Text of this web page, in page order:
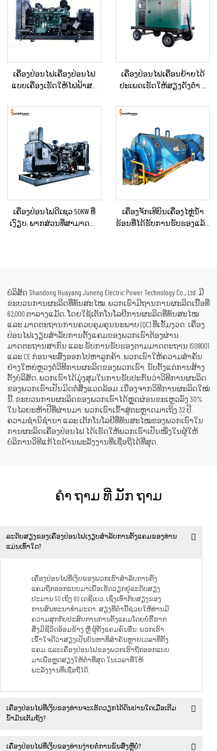
ເຄື່ອງປ່ອນໄຟເຄື່ອງປ່ອນໄຟ
ແບບເຄື່ອງເຮັດໃຫ້ໄຟຟ້າສະ
ອາຄານເພື່ອການຄ້າ ແລະ
ສະຫງາດໄຟສຳຮອງ
ເຄື່ອງປ່ອນໄຟເຄື່ອນຍ້າຍໄດ້
ປະເພດເຮັດໃຫ້ສຽງດັງຕ່ຳ ທີ່
ສຳລັບການໃຊ້ໃນເວລາฉຸກ
ເຄື່ອງປ່ອນໄຟດີເຊວ 50KW ທີ່
ເງົຽບ, ພາກສ່ວນທີ່ສາມາດນຳ
ເຄື່ອງຈັກເທີບິນເຄື່ອງໄຫຼ່ນ້ຳ
ຮ້ອນທີ່ໄດ້ຮັບການຮັບຮອງແລ້ວ
ບໍລິສັດ Shandong Huayang Juneng Electric Power Technology Co., Ltd. ມີ
ຂະບວນການຜະລິດທີ່ທັນສະໄໝ. ພວກເຮົາມີຖານການຜະລິດເນື້ອທີ່
62,000 ຕາລາງແມັດ, ໂດຍໃຊ້ເຕັກໂນໂລຢີການຜະລິດທີ່ທັນສະໄໝ
ແລະ ມາດຕະຖານການຄວບຄຸມຄຸນນະພາບ (QC) ທີ່ເຂັ້ມງວດ. ເຄື່ອງ
ປ່ອນໄຟເງຽບສຳລັບການຕັ້ງແຄມຂອງພວກເຮົາຕ້ອງຜ່ານ
ມາດຕະຖານສາກົນ ແລະ ຮັບການຮັບຮອງຕາມມາດຕະຖານ ISO9001
ແລະ CE ກ່ອນຈະສົ່ງອອກໄປຫາລູກຄ້າ. ພວກເຮົາໃຫ້ຄວາມສຳຄັນ
ຢ່າງໃຫຍ່ຫຼວງຕໍ່ວິທີການຜະລິດຂອງພວກເຮົາ. ນັບຕັ້ງແຕ່ການສ້າງ
ຕັ້ງບໍລິສັດ, ພວກເຮົາໄດ້ມຸ່ງສຸມໃນການຮັບປະກັນວ່າວິທີການຜະລິດ
ຂອງພວກເຮົາເປັນມິດຕໍ່ສິ່ງແວດລ້ອມ. ເນື່ອງຈາກວິທີການຜະລິດໃໝ່
ນີ້, ຂະບວນການຜະລິດຂອງພວກເຮົາໄດ້ຫຼຸດຜ່ອນຂະເຫຼວລົງ 30%
ໃນໄລຍະຫ້າປີທີ່ຜ່ານມາ. ພວກເຮົາເຂົ້າສູ່ຕະຫຼາດມາເຖິງ 32 ປີ.
ຄວາມຊຳນິຊຳນາ ແລະ ເຕັກໂນໂລຢີທີ່ທັນສະໄໝຂອງພວກເຮົາໃນ
ການຜະລິດເຄື່ອງປ່ອນໄຟ ໄດ້ເຮັດໃຫ້ພວກເຮົາເປັນໜຶ່ງໃນຜູ້ໃຫ້
ບໍລິການວິທີແກ້ໄຂດ້ານພະລັງງານທີ່ເຊື່ອຖືໄດ້ທີ່ສຸດ.
ຄໍາ ຖາມ ທີ່ ມັກ ຖາມ
ລະດັບສຽງຂອງເຄື່ອງປ່ອນໄຟເງຽບສຳລັບການຕັ້ງແຄມຂອງທ່ານ
ແມ່ນເທົ່າໃດ?
ເຄື່ອງປ່ອນໄຟທີ່ເງິບຂອງພວກເຮົາສຳລັບການຕັ້ງ
ແຄມຖືກອອກແບບມາເພື່ອເຮັດວຽກຢູ່ລະດັບສຽງ
ປະມານ 50 ເຖິງ 60 ເດຊີເບວ, ເຊິ່ງເທົ່າກັບສຽງຂອງ
ການສົນທະນາທຳມະດາ. ສຽງທີ່ຕ່ຳນີ້ຊ່ວຍໃຫ້ທ່ານມີ
ຄວາມສຸກກັບປະສົບການການຕັ້ງແຄມໂດຍບໍ່ຮີ້ຮາກ
ສິ່ງມີຊີວິດອ້ອມຂ້າງ ຫຼື ຜູ້ຕັ້ງແຄມຄົນອື່ນ. ພວກເຮົາ
ເຂົ້າໃຈດີວ່າສຽງເປັນບັນຫາທີ່ສຳຄັນຫຼາຍເວລາທີ່ຕັ້ງ
ແຄມ, ແລະເຄື່ອງປ່ອນໄຟຂອງພວກເຮົາຖືກອອກແບບ
ມາເພື່ອຫຼຸດສຽງໃຫ້ຕ່ຳທີ່ສຸດ ໃນເວລາທີ່ໃຫ້
ພະລັງງານທີ່ເຊື່ອຖືໄດ້.
ເຄື່ອງປ່ອນໄຟທີ່ເງິບຂອງທ່ານຈະເຮັດວຽກໄດ້ດົນປານໃດເມື່ອເຕີມ
ນ້ຳມັນເຕັມຖັງ?
ເຄື່ອງປ່ອນໄຟທີ່ເງິບຂອງທ່ານງ່າຍຕໍ່ການຂົນສົ່ງຫຼືບໍ່?